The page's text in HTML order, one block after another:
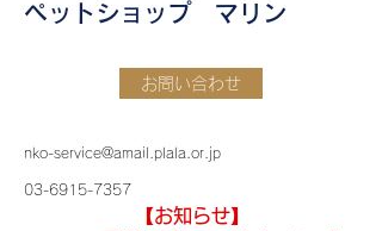
ペットショップ マリン
お問い合わせ
nko-service@amail.plala.or.jp
03-6915-7357
【お知らせ】